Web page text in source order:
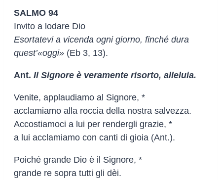
SALMO 94
Invito a lodare Dio
Esortatevi a vicenda ogni giorno, finché dura
quest’«oggi» (Eb 3, 13).
Ant. Il Signore è veramente risorto, alleluia.
Venite, applaudiamo al Signore, *
acclamiamo alla roccia della nostra salvezza.
Accostiamoci a lui per rendergli grazie, *
a lui acclamiamo con canti di gioia (Ant.).
Poiché grande Dio è il Signore, *
grande re sopra tutti gli dèi.